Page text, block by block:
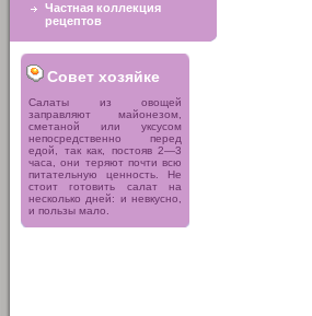
Частная коллекция
рецептов
Совет хозяйке
Салаты из овощей
заправляют майонезом,
сметаной или уксусом
непосредственно перед
едой, так как, постояв 2—3
часа, они теряют почти всю
питательную ценность. Не
стоит готовить салат на
несколько дней: и невкусно,
и пользы мало.